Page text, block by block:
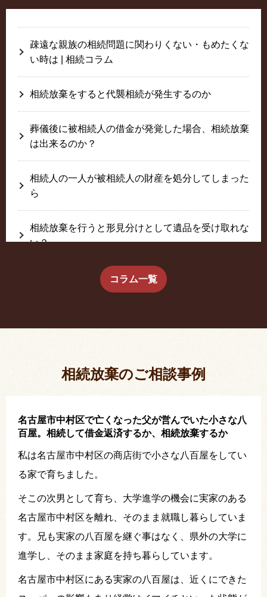
疎遠な親族の相続問題に関わりくない・もめたくな
い時は | 相続コラム
相続放棄をすると代襲相続が発生するのか
葬儀後に被相続人の借金が発覚した場合、相続放棄
は出来るのか？
相続人の一人が被相続人の財産を処分してしまった
ら
相続放棄を行うと形見分けとして遺品を受け取れな
い？
生前に相続放棄すると約束した念書は有効か？
コラム一覧
相続放棄のご相談事例
名古屋市中村区で亡くなった父が営んでいた小さな八
百屋。相続して借金返済するか、相続放棄するか
私は名古屋市中村区の商店街で小さな八百屋をしてい
る家で育ちました。
そこの次男として育ち、大学進学の機会に実家のある
名古屋市中村区を離れ、そのまま就職し暮らしていま
す。兄も実家の八百屋を継ぐ事はなく、県外の大学に
進学し、そのまま家庭を持ち暮らしています。
名古屋市中村区にある実家の八百屋は、近くにできた